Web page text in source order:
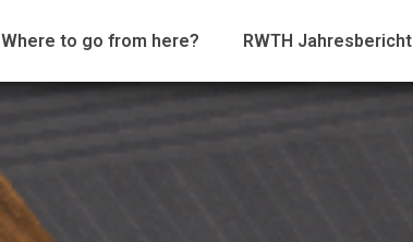
Where to go from here? RWTH Jahresbericht